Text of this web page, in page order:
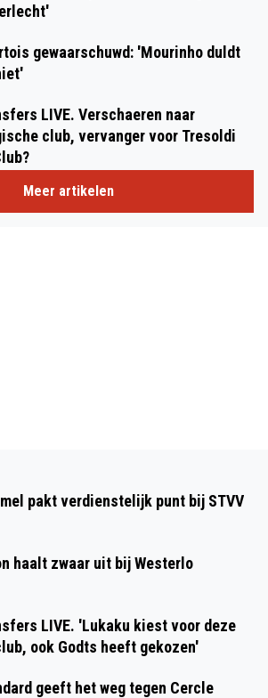
gewaarschuwd: 'Mourinho duldt
LIVE. Verschaeren naar
club, vervanger voor Tresoldi
Meer artikelen
pakt verdienstelijk punt bij STVV
haalt zwaar uit bij Westerlo
LIVE. 'Lukaku kiest voor deze
ook Godts heeft gekozen'
geeft het weg tegen Cercle